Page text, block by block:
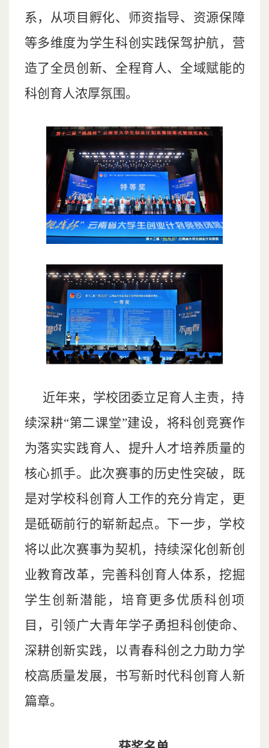
系，从项目孵化、师资指导、资源保障
等多维度为学生科创实践保驾护航，营
造了全员创新、全程育人、全域赋能的
科创育人浓厚氛围。
近年来，学校团委立足育人主责，持
续深耕“第二课堂”建设，将科创竞赛作
为落实实践育人、提升人才培养质量的
核心抓手。此次赛事的历史性突破，既
是对学校科创育人工作的充分肯定，更
是砥砺前行的崭新起点。下一步，学校
将以此次赛事为契机，持续深化创新创
业教育改革，完善科创育人体系，挖掘
学生创新潜能，培育更多优质科创项
目，引领广大青年学子勇担科创使命、
深耕创新实践，以青春科创之力助力学
校高质量发展，书写新时代科创育人新
篇章。